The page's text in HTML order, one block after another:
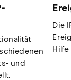
und
Die